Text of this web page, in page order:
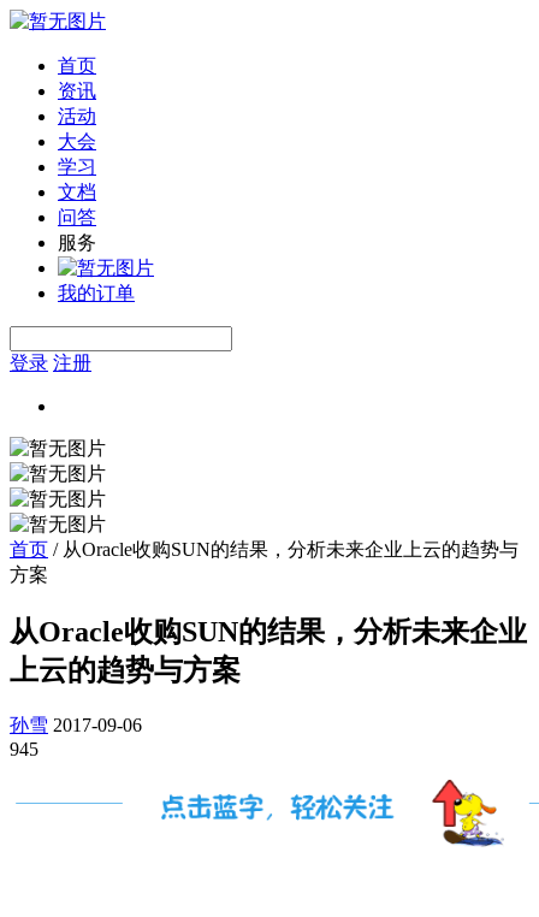
首页
资讯
活动
大会
学习
文档
问答
服务
我的订单
登录 注册
首页 / 从Oracle收购SUN的结果，分析未来企业上云的趋势与
方案
从Oracle收购SUN的结果，分析未来企业
上云的趋势与方案
孙雪 2017-09-06
945